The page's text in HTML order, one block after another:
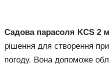
Садова парасоля KCS 2 м
рішення для створення
погоду. Вона допоможе